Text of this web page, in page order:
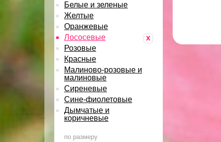
Белые и зеленые
Желтые
Оранжевые
x
Лососевые
Розовые
Красные
Малиново-розовые и
малиновые
Сиреневые
Сине-фиолетовые
Дымчатые и
коричневые
по размеру